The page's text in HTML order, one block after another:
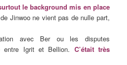
le background mis en place
Jinwoo ne vient pas de nulle part,
avec Ber ou les disputes
entre Igrit et Bellion. C’était très